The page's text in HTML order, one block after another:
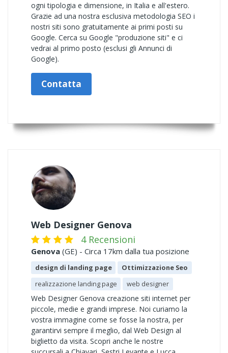
ogni tipologia e dimensione, in Italia e all'estero.
Grazie ad una nostra esclusiva metodologia SEO i
nostri siti sono gratuitamente ai primi posti su
Google. Cerca su Google "produzione siti" e ci
vedrai al primo posto (esclusi gli Annunci di
Google).
Contatta
Web Designer Genova
4 Recensioni
Genova (GE) - Circa 17km dalla tua posizione
design di landing page
Ottimizzazione Seo
realizzazione landing page
web designer
Web Designer Genova creazione siti internet per
piccole, medie e grandi imprese. Noi curiamo la
vostra immagine come se fosse la nostra, per
garantirvi sempre il meglio, dal Web Design al
biglietto da visita. Scopri anche le nostre